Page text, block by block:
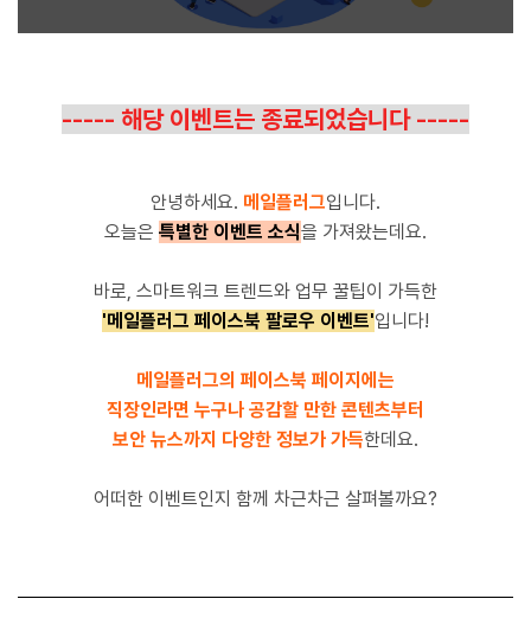
----- 해당 이벤트는 종료되었습니다 -----
안녕하세요. 메일플러그입니다.
오늘은 특별한 이벤트 소식을 가져왔는데요.
바로, 스마트워크 트렌드와 업무 꿀팁이 가득한
'메일플러그 페이스북 팔로우 이벤트'입니다!
메일플러그의 페이스북 페이지에는
직장인라면 누구나 공감할 만한 콘텐츠부터
보안 뉴스까지 다양한 정보가 가득한데요.
어떠한 이벤트인지 함께 차근차근 살펴볼까요?